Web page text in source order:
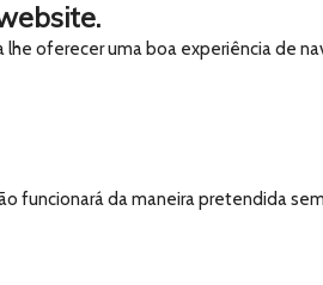
oferecer uma boa experiência de
funcionará da maneira pretendida